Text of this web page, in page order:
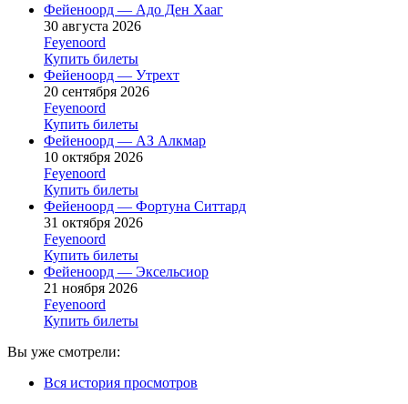
Фейеноорд — Адо Ден Хааг
30 августа 2026
Feyenoord
Купить билеты
Фейеноорд — Утрехт
20 сентября 2026
Feyenoord
Купить билеты
Фейеноорд — АЗ Алкмар
10 октября 2026
Feyenoord
Купить билеты
Фейеноорд — Фортуна Ситтард
31 октября 2026
Feyenoord
Купить билеты
Фейеноорд — Эксельсиор
21 ноября 2026
Feyenoord
Купить билеты
Вы уже смотрели:
Вся история просмотров